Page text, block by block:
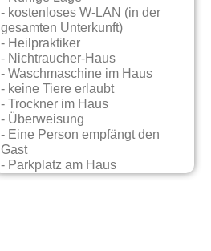
- kostenloses W-LAN (in der
gesamten Unterkunft)
- Heilpraktiker
- Nichtraucher-Haus
- Waschmaschine im Haus
- keine Tiere erlaubt
- Trockner im Haus
- Überweisung
- Eine Person empfängt den
Gast
- Parkplatz am Haus